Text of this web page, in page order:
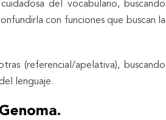
del vocabulario, buscando
con funciones que buscan la
(referencial/apelativa), buscando
lenguaje.